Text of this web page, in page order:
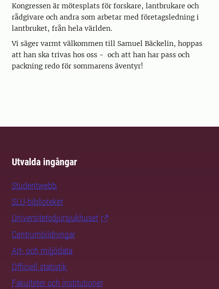
Kongressen är mötesplats för forskare, lantbrukare och
rådgivare och andra som arbetar med företagsledning i
lantbruket, från hela världen.
Vi säger varmt välkommen till Samuel Bäckelin, hoppas
att han ska trivas hos oss - och att han har pass och
packning redo för sommarens äventyr!
Utvalda ingångar
Studentwebb
SLU-biblioteket
Universitetsdjursjukhuset
Centrumbildningar
Art- och miljödata
Officiell statistik
Fakulteter och institutioner